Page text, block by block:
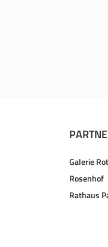
Galerie
Rosenhof
Rathaus